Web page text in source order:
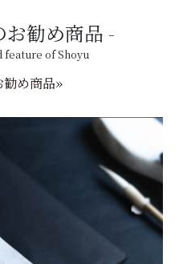
お勧め商品
feature of Shoyu
勧め商品»